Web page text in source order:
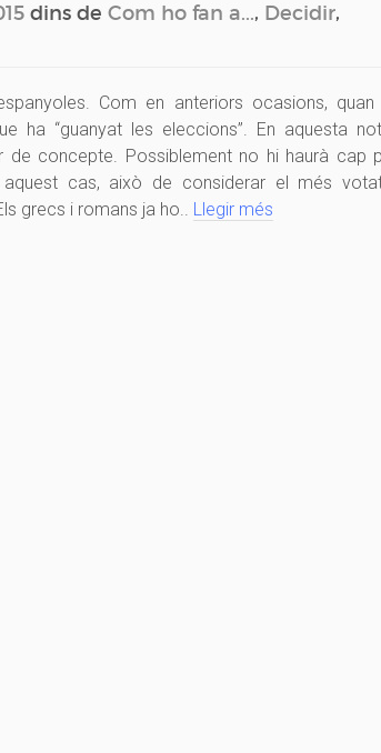
dins de Com ho fan a..., Decidir,
Com en anteriors ocasions,
ha “guanyat les eleccions”. En aquesta
concepte. Possiblement no hi haurà cap
aquest cas, això de considerar el més
grecs i romans ja ho.. Llegir més